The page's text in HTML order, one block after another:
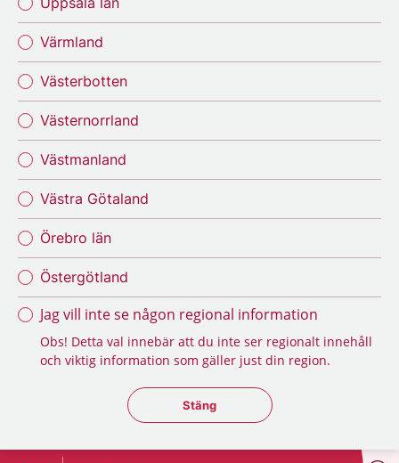
Värmland
Västerbotten
Västernorrland
Västmanland
Västra Götaland
Örebro län
Östergötland
Jag vill inte se någon regional information
Obs! Detta val innebär att du inte ser regionalt innehåll
och viktig information som gäller just din region.
Stäng regionsväljaren
Stäng